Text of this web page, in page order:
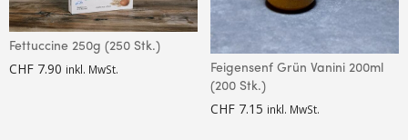
Fettuccine 250g (250 Stk.)
CHF 7.90 inkl. MwSt.
Feigensenf Grün Vanini 200ml
(200 Stk.)
CHF 7.15 inkl. MwSt.